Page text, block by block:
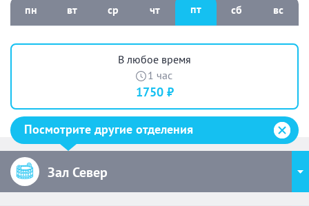
пн вт ср чт пт сб вс
В любое время
1 час
1750 ₽
Посмотрите другие отделения
Зал Север